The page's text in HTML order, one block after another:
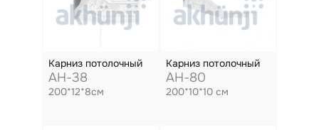
Карниз потолочный
AH-38
200*12*8см
Карниз потолочный
AH-80
200*10*10 см